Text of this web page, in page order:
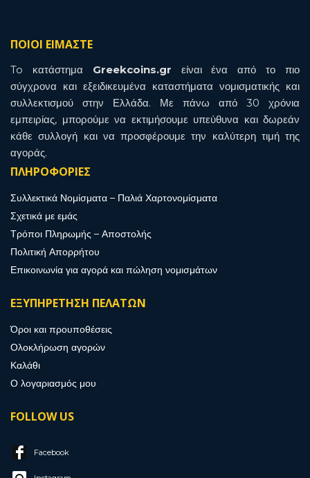
ΠΟΙΟΙ ΕΙΜΑΣΤΕ
To κατάστημα Greekcoins.gr είναι ένα από το πιο
σύγχρονα και εξειδικευμένα καταστήματα νομισματικής και
συλλεκτισμού στην Ελλάδα. Με πάνω από 30 χρόνια
εμπειρίας, μπορούμε να εκτιμήσουμε υπεύθυνα και δωρεάν
κάθε συλλογή και να προσφέρουμε την καλύτερη τιμή της
αγοράς.
ΠΛΗΡΟΦΟΡΙΕΣ
Συλλεκτικά Νομίσματα – Παλιά Χαρτονομίσματα
Σχετικά με εμάς
Τρόποι Πληρωμής – Αποστολής
Πολιτική Απορρήτου
Επικοινωνία για αγορά και πώληση νομισμάτων
ΕΞΥΠΗΡΕΤΗΣΗ ΠΕΛΑΤΩΝ
Όροι και προυποθέσεις
Ολοκλήρωση αγορών
Καλάθι
Ο λογαριασμός μου
FOLLOW US
Facebook